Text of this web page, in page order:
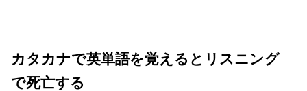
カタカナで英単語を覚えるとリスニング
で死亡する